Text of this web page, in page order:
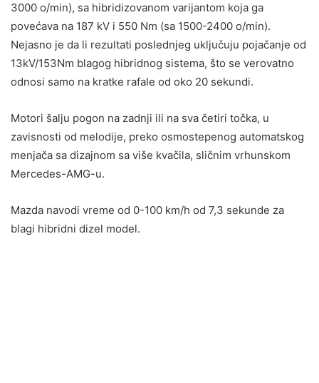
3000 o/min), sa hibridizovanom varijantom koja ga
povećava na 187 kV i 550 Nm (sa 1500-2400 o/min).
Nejasno je da li rezultati poslednjeg uključuju pojačanje od
13kV/153Nm blagog hibridnog sistema, što se verovatno
odnosi samo na kratke rafale od oko 20 sekundi.
Motori šalju pogon na zadnji ili na sva četiri točka, u
zavisnosti od melodije, preko osmostepenog automatskog
menjača sa dizajnom sa više kvačila, sličnim vrhunskom
Mercedes-AMG-u.
Mazda navodi vreme od 0-100 km/h od 7,3 sekunde za
blagi hibridni dizel model.